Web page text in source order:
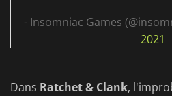
- Insomniac Games
2021
Dans Ratchet & Clank,